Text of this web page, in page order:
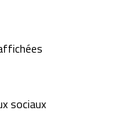
sociaux